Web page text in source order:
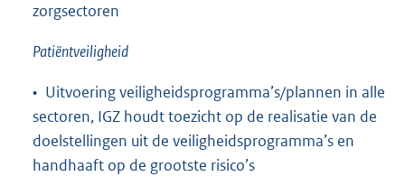
zorgsectoren
Patiëntveiligheid
• Uitvoering veiligheidsprogramma’s/plannen in alle
sectoren, IGZ houdt toezicht op de realisatie van de
doelstellingen uit de veiligheidsprogramma’s en
handhaaft op de grootste risico’s